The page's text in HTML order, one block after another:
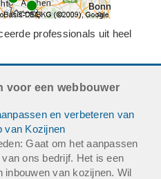
professionals uit heel
voor een webbouwer
en verbeteren van
van Kozijnen
Gaat om het aanpassen
ons bedrijf. Het is een
inbouwen van kozijnen. Wil